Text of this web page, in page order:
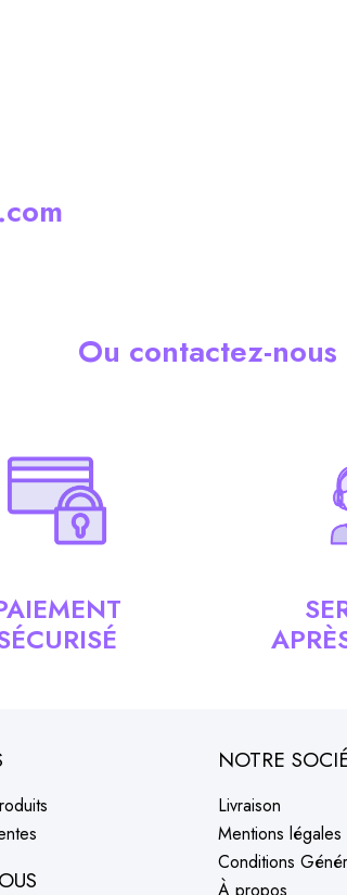
Ou contactez-nous
NOTRE
Livraison
Mentions légales
Conditions